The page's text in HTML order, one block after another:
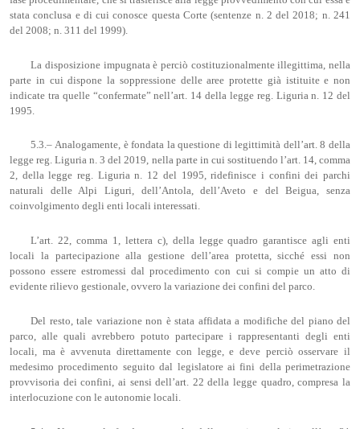
stata conclusa e di cui conosce questa Corte (sentenze n. 2 del 2018; n. 241
del 2008; n. 311 del 1999).
La disposizione impugnata è perciò costituzionalmente illegittima, nella
parte in cui dispone la soppressione delle aree protette già istituite e non
indicate tra quelle “confermate” nell’art. 14 della legge reg. Liguria n. 12 del
1995.
5.3.– Analogamente, è fondata la questione di legittimità dell’art. 8 della
legge reg. Liguria n. 3 del 2019, nella parte in cui sostituendo l’art. 14, comma
2, della legge reg. Liguria n. 12 del 1995, ridefinisce i confini dei parchi
naturali delle Alpi Liguri, dell’Antola, dell’Aveto e del Beigua, senza
coinvolgimento degli enti locali interessati.
L’art. 22, comma 1, lettera c), della legge quadro garantisce agli enti
locali la partecipazione alla gestione dell’area protetta, sicché essi non
possono essere estromessi dal procedimento con cui si compie un atto di
evidente rilievo gestionale, ovvero la variazione dei confini del parco.
Del resto, tale variazione non è stata affidata a modifiche del piano del
parco, alle quali avrebbero potuto partecipare i rappresentanti degli enti
locali, ma è avvenuta direttamente con legge, e deve perciò osservare il
medesimo procedimento seguito dal legislatore ai fini della perimetrazione
provvisoria dei confini, ai sensi dell’art. 22 della legge quadro, compresa la
interlocuzione con le autonomie locali.